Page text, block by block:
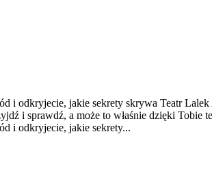
i odkryjecie, jakie sekrety skrywa Teatr
i sprawdź, a może to właśnie dzięki Tobie
i odkryjecie, jakie sekrety...